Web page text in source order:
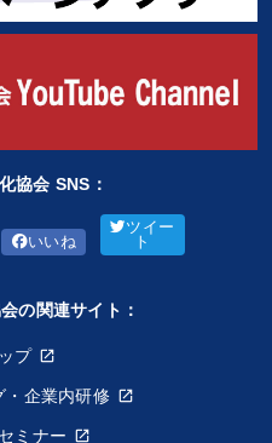
協会 SNS：
いいね
ツイー
ト
の関連サイト：
プ
・企業内研修
ミナー